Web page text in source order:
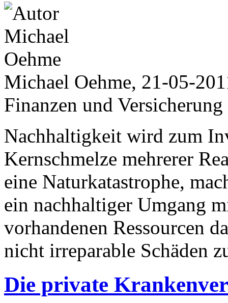
Michael Oehme, 21-05-
Finanzen und Versicherung
Nachhaltigkeit wird zum
Kernschmelze mehrerer
eine Naturkatastrophe,
ein nachhaltiger Umgang
vorhandenen Ressourcen
nicht irreparable Schäden
Die private